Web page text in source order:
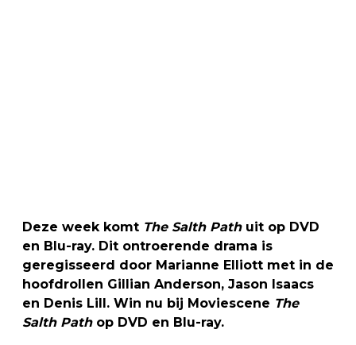
Deze week komt The Salth Pathuit op DVD
en Blu-ray. Dit ontroerende drama is
geregisseerd door Marianne Elliott met in de
hoofdrollen Gillian Anderson, Jason Isaacs
en Denis Lill. Win nu bij Moviescene The
Salth Pathop DVD en Blu-ray.